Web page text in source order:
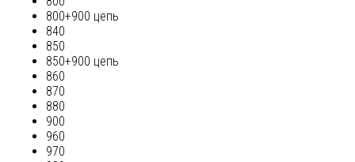
800+900 цепь
840
850
850+900 цепь
860
870
880
900
960
970